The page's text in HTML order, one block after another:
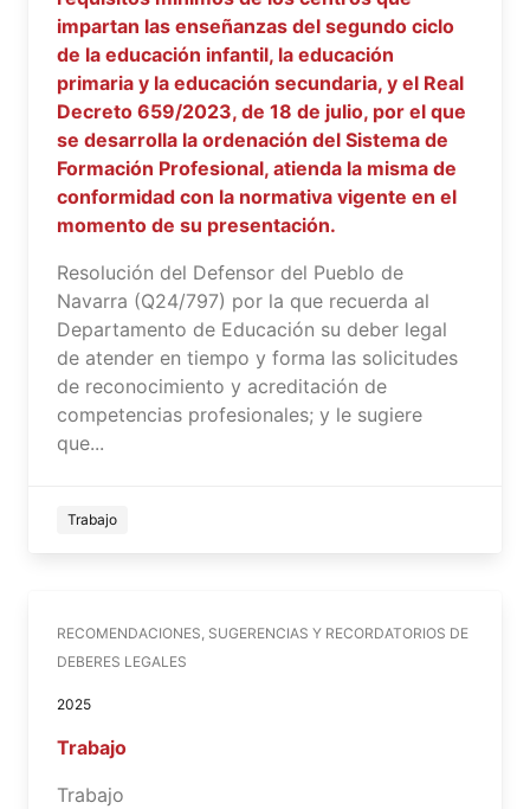
impartan las enseñanzas del segundo ciclo
de la educación infantil, la educación
primaria y la educación secundaria, y el Real
Decreto 659/2023, de 18 de julio, por el que
se desarrolla la ordenación del Sistema de
Formación Profesional, atienda la misma de
conformidad con la normativa vigente en el
momento de su presentación.
Resolución del Defensor del Pueblo de
Navarra (Q24/797) por la que recuerda al
Departamento de Educación su deber legal
de atender en tiempo y forma las solicitudes
de reconocimiento y acreditación de
competencias profesionales; y le sugiere
que...
Trabajo
RECOMENDACIONES, SUGERENCIAS Y RECORDATORIOS DE
DEBERES LEGALES
2025
Trabajo
Trabajo